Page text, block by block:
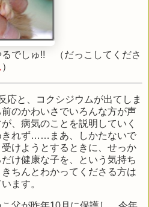
でしゅ!! （だっこしてくださ
）
応と、コクシジウムが出てしま
のかわいさでいろんな方が声
、病気のことを説明していく
きれず……まあ、しかたないで
けようとするときに、せっか
け健康な子を、という気持ち
ちんとわかってくださる方は
ます。